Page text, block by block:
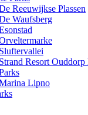
Reeuwijkse Plassen
Waufsberg
Resort
Lipno